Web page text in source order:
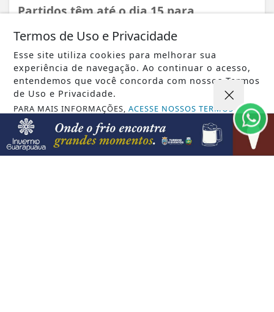
Partidos têm até o dia 15 para
Termos de Uso e Privacidade
Esse site utiliza cookies para melhorar sua
experiência de navegação. Ao continuar o acesso,
entendemos que você concorda com nossos Termos
de Uso e Privacidade.
PARA MAIS INFORMAÇÕES,ACESSE NOSSOS TERMOS
CLICANDO AQUI
PROSSEGUIR